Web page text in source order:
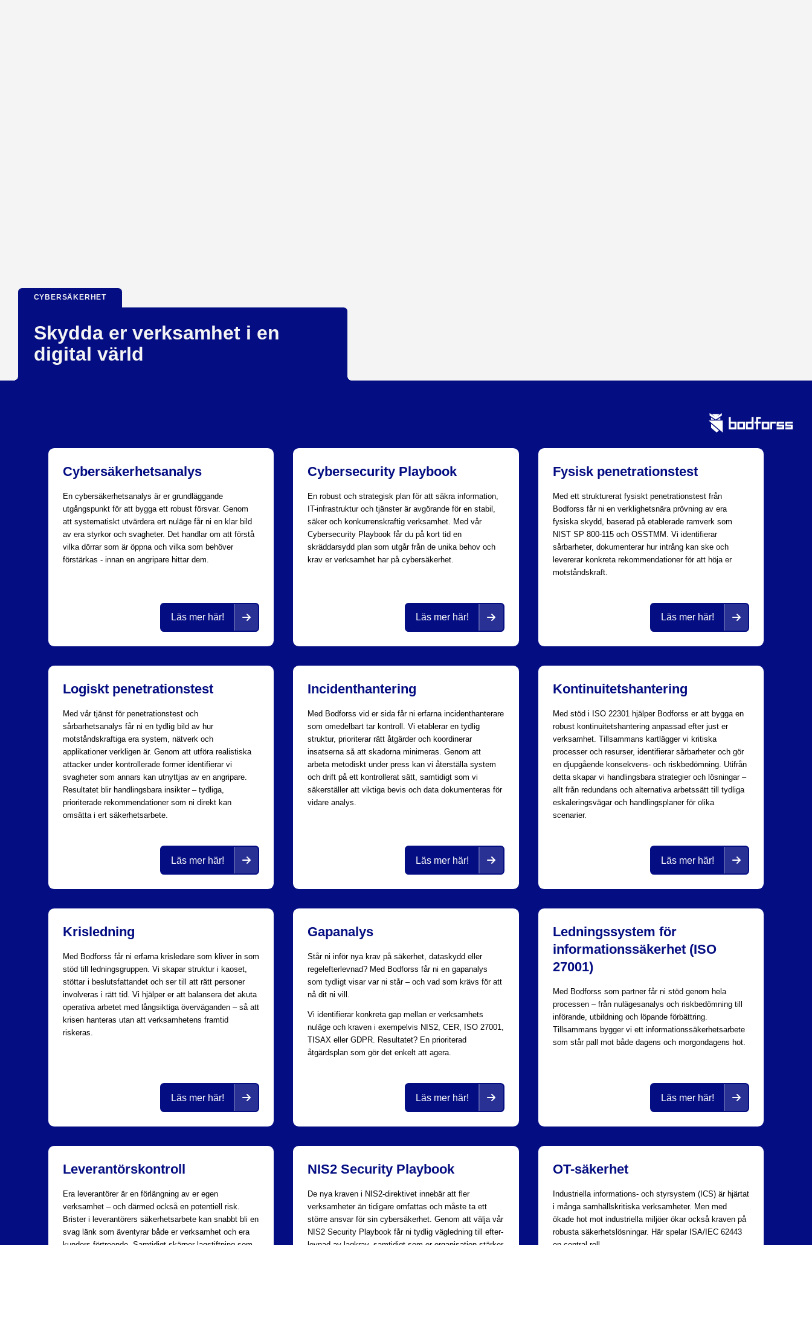
Huvudkontor
Tackjärnsgatan 2
Gjuterigatan 9
Filial
Klarabergsviadukten 70
INTEGRITETSPOLICY
CYBERSÄKERHET
Skydda er verksamhet i en
digital värld
Cybersäkerhetsanalys
En cybersäkerhetsanalys är er grundläggande
utgångspunkt för att bygga ett robust försvar. Genom
att systematiskt utvärdera ert nuläge får ni en klar bild
av era styrkor och svagheter. Det handlar om att förstå
vilka dörrar som är öppna och vilka som behöver
förstärkas - innan en angripare hittar dem.
Läs mer här!
Cybersecurity Playbook
En robust och strategisk plan för att säkra information,
IT-infrastruktur och tjänster är avgörande för en stabil,
säker och konkurrenskraftig verksamhet. Med vår
Cybersecurity Playbook får du på kort tid en
skräddarsydd plan som utgår från de unika behov och
krav er verksamhet har på cybersäkerhet.
Läs mer här!
Fysisk penetrationstest
Med ett strukturerat fysiskt penetrationstest från
Bodforss får ni en verklighetsnära prövning av era
fysiska skydd, baserad på etablerade ramverk som
NIST SP 800-115 och OSSTMM. Vi identifierar
sårbarheter, dokumenterar hur intrång kan ske och
levererar konkreta rekommendationer för att höja er
motståndskraft.
Läs mer här!
Logiskt penetrationstest
Med vår tjänst för penetrationstest och
sårbarhetsanalys får ni en tydlig bild av hur
motståndskraftiga era system, nätverk och
applikationer verkligen är. Genom att utföra realistiska
attacker under kontrollerade former identifierar vi
svagheter som annars kan utnyttjas av en angripare.
Resultatet blir handlingsbara insikter – tydliga,
prioriterade rekommendationer som ni direkt kan
omsätta i ert säkerhetsarbete.
Läs mer här!
Incidenthantering
Med Bodforss vid er sida får ni erfarna incidenthanterare
som omedelbart tar kontroll. Vi etablerar en tydlig
struktur, prioriterar rätt åtgärder och koordinerar
insatserna så att skadorna minimeras. Genom att
arbeta metodiskt under press kan vi återställa system
och drift på ett kontrollerat sätt, samtidigt som vi
säkerställer att viktiga bevis och data dokumenteras för
vidare analys.
Läs mer här!
Kontinuitetshantering
Med stöd i ISO 22301 hjälper Bodforss er att bygga en
robust kontinuitetshantering anpassad efter just er
verksamhet. Tillsammans kartlägger vi kritiska
processer och resurser, identifierar sårbarheter och gör
en djupgående konsekvens- och riskbedömning. Utifrån
detta skapar vi handlingsbara strategier och lösningar –
allt från redundans och alternativa arbetssätt till tydliga
eskaleringsvägar och handlingsplaner för olika
scenarier.
Läs mer här!
Krisledning
Med Bodforss får ni erfarna krisledare som kliver in som
stöd till ledningsgruppen. Vi skapar struktur i kaoset,
stöttar i beslutsfattandet och ser till att rätt personer
involveras i rätt tid. Vi hjälper er att balansera det akuta
operativa arbetet med långsiktiga överväganden – så att
krisen hanteras utan att verksamhetens framtid
riskeras.
Läs mer här!
Gapanalys
Står ni inför nya krav på säkerhet, dataskydd eller
regelefterlevnad? Med Bodforss får ni en gapanalys
som tydligt visar var ni står – och vad som krävs för att
nå dit ni vill.
Vi identifierar konkreta gap mellan er verksamhets
nuläge och kraven i exempelvis NIS2, CER, ISO 27001,
TISAX eller GDPR. Resultatet? En prioriterad
åtgärdsplan som gör det enkelt att agera.
Läs mer här!
Ledningssystem för
informationssäkerhet (ISO
27001)
Med Bodforss som partner får ni stöd genom hela
processen – från nulägesanalys och riskbedömning till
införande, utbildning och löpande förbättring.
Tillsammans bygger vi ett informationssäkerhetsarbete
som står pall mot både dagens och morgondagens hot.
Läs mer här!
Leverantörskontroll
Era leverantörer är en förlängning av er egen
verksamhet – och därmed också en potentiell risk.
Brister i leverantörers säkerhetsarbete kan snabbt bli en
svag länk som äventyrar både er verksamhet och era
kunders förtroende. Samtidigt skärper lagstiftning som
NIS2 Security Playbook
De nya kraven i NIS2-direktivet innebär att fler
verksamheter än tidigare omfattas och måste ta ett
större ansvar för sin cybersäkerhet. Genom att välja vår
NIS2 Security Playbook får ni tydlig väg­ledning till efter­
levnad av lagkrav, samtidigt som er organisation stärker
OT-säkerhet
Industriella informations- och styrsystem (ICS) är hjärtat
i många samhällskritiska verksamheter. Men med
ökade hot mot industriella miljöer ökar också kraven på
robusta säkerhetslösningar. Här spelar ISA/IEC 62443
en central roll.